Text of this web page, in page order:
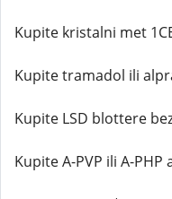
Kupite kristalni met
Kupite tramadol ili
Kupite LSD blottere
Kupite A-PVP ili A-PHP